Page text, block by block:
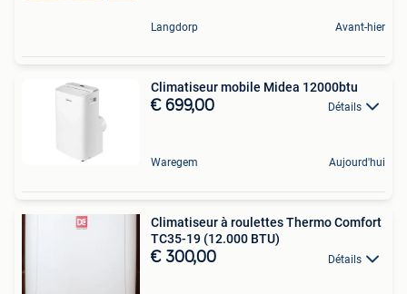
Langdorp Avant-hier
Climatiseur mobile Midea 12000btu
€ 699,00 Détails
Waregem Aujourd'hui
Climatiseur à roulettes Thermo Comfort
TC35-19 (12.000 BTU)
€ 300,00 Détails